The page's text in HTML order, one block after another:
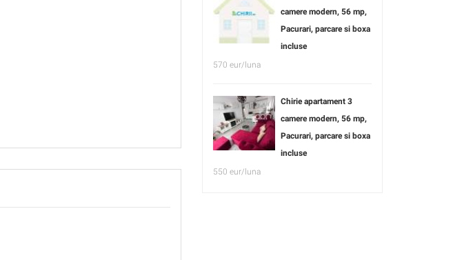
camere modern, 56 mp,
Pacurari, parcare si boxa
incluse
570 eur/luna
Chirie apartament 3
camere modern, 56 mp,
Pacurari, parcare si boxa
incluse
550 eur/luna